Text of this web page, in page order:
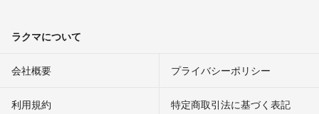
ラクマについて
会社概要 プライバシーポリシー
利用規約 特定商取引法に基づく表記